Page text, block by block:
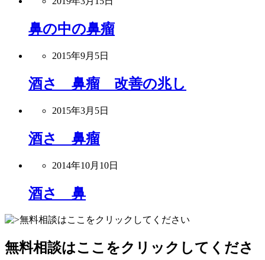
鼻の中の鼻瘤
2015年9月5日
酒さ 鼻瘤 改善の兆し
2015年3月5日
酒さ 鼻瘤
2014年10月10日
酒さ 鼻
無料相談はここをクリックしてくださ